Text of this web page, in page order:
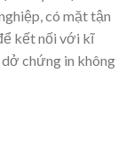
có mặt tận
kết nối với kĩ
chứng in không